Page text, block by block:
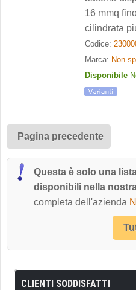
16 mmq
cilindrata
Codice:
Marca: Non
Disponibile
Pagina precedente
Questa è solo una
disponibili nella
completa dell'azienda
CLIENTI SODDISFATTI